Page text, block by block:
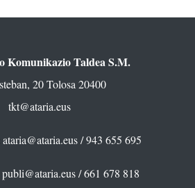
Komunikazio Taldea S.M.
20 Tolosa 20400
tkt@ataria.eus
ataria@ataria.eus/ 943 655 695
publi@ataria.eus/ 661 678 818